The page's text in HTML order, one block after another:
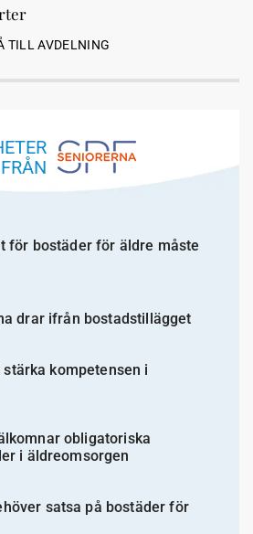
TILL AVDELNING
FRÅN
för bostäder för äldre måste
drar ifrån bostadstillägget
kompetensen i
obligatoriska
i äldreomsorgen
satsa på bostäder för